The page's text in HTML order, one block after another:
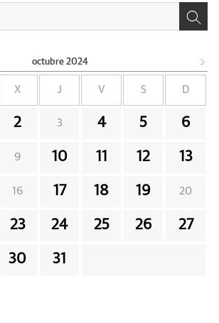
octubre 2024
X J V S D
2 3 4 5 6
9 10 11 12 13
16 17 18 19 20
23 24 25 26 27
30 31